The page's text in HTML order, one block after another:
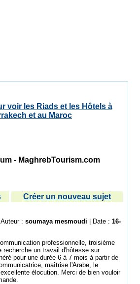
voir les Riads et les Hôtels à
et au Maroc
- MaghrebTourism.com
Créer un nouveau sujet
Auteur : soumaya mesmoudi | Date : 16-
professionnelle, troisième
recherche un travail d'hôtesse sur
pour une durée 6 à 7 mois à partir de
maîtrise l'Arabe, le
élocution. Merci de bien vouloir